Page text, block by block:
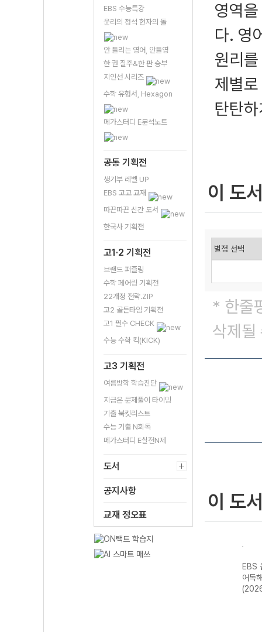
EBS 수능특강
윤리의 정석 현자의 돌
안 틀리는 영어, 안틀영
한 권 질주&한 판 승부
지인선 시리즈
수학 유형서, Hexagon
메가스터디 E분석노트
공통 기획전
생기부 레벨 UP
EBS 고교 교재
따끈따끈 신간 도서
한국사 기획전
고1·2 기획전
브랜드 퍼즐링
수학 페어링 기획전
22개정 전략.ZIP
고2 골든타임 기획전
고1 필수 CHECK
수능 수학 킥(KICK)
고3 기획전
여름방학 학습진단
지금은 문제풀이 타이밍
기출 북킷리스트
수능 기출 N회독
메가스터디 E실전N제
도서
공지사항
교재 정오표
영역
다. 영
원리
제별
탄탄
이 도
* 한줄
삭제될
이 도
EBS
어독